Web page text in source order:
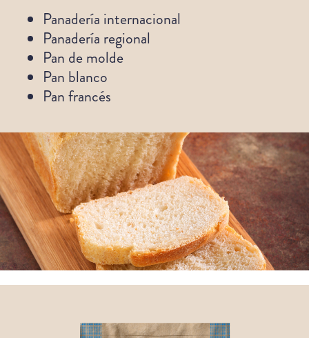
Panadería internacional
Panadería regional
Pan de molde
Pan blanco
Pan francés